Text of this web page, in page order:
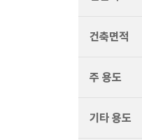
건축면적
주 용도
기타 용도